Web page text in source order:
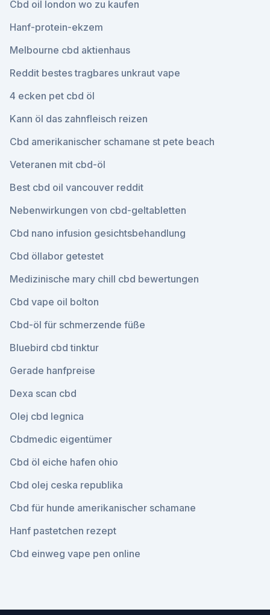
Cbd oil london wo zu kaufen
Hanf-protein-ekzem
Melbourne cbd aktienhaus
Reddit bestes tragbares unkraut vape
4 ecken pet cbd öl
Kann öl das zahnfleisch reizen
Cbd amerikanischer schamane st pete beach
Veteranen mit cbd-öl
Best cbd oil vancouver reddit
Nebenwirkungen von cbd-geltabletten
Cbd nano infusion gesichtsbehandlung
Cbd öllabor getestet
Medizinische mary chill cbd bewertungen
Cbd vape oil bolton
Cbd-öl für schmerzende füße
Bluebird cbd tinktur
Gerade hanfpreise
Dexa scan cbd
Olej cbd legnica
Cbdmedic eigentümer
Cbd öl eiche hafen ohio
Cbd olej ceska republika
Cbd für hunde amerikanischer schamane
Hanf pastetchen rezept
Cbd einweg vape pen online